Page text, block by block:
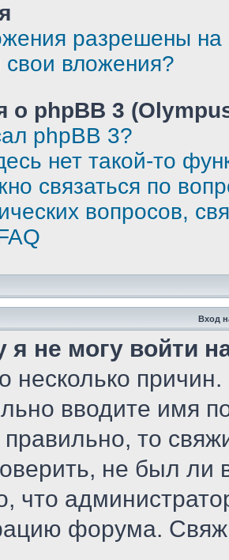
разрешены
свои вложения?
о phpBB 3
phpBB 3?
нет такой-то
связаться по
вопросов,
Вход
я не могу войти
несколько
вводите имя
правильно, то
не был ли
что
форума.